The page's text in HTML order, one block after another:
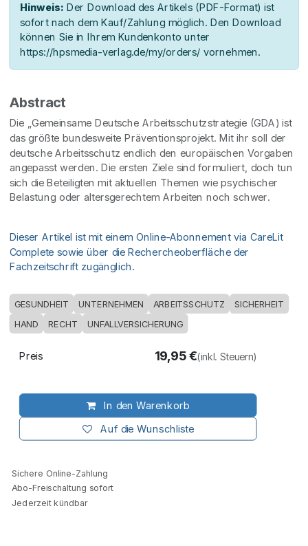
Hinweis: Der Download des Artikels (PDF-Format) ist
sofort nach dem Kauf/Zahlung möglich. Den Download
können Sie in Ihrem Kundenkonto unter
https://hpsmedia-verlag.de/my/orders/ vornehmen.
Abstract
Die „Gemeinsame Deutsche Arbeitsschutzstrategie (GDA) ist
das größte bundesweite Präventionsprojekt. Mit ihr soll der
deutsche Arbeitsschutz endlich den europäischen Vorgaben
angepasst werden. Die ersten Ziele sind formuliert, doch tun
sich die Beteiligten mit aktuellen Themen wie psychischer
Belastung oder altersgerechtem Arbeiten noch schwer.
Dieser Artikel ist mit einem Online-Abonnement via CareLit
Complete sowie über die Rechercheoberfläche der
Fachzeitschrift zugänglich.
GESUNDHEIT UNTERNEHMEN ARBEITSSCHUTZ SICHERHEIT
HAND RECHT UNFALLVERSICHERUNG
In den Warenkorb
Auf die Wunschliste
Preis 19,95€(inkl. Steuern)
Sichere Online-Zahlung
Abo-Freischaltung sofort
Jederzeit kündbar